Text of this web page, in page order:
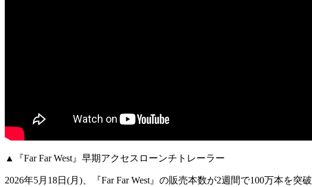
▲『Far Far West』早期アクセスローンチトレーラー
2026年5月18日(月)、『Far Far West 』の販売本数が2週間で100万本を突破